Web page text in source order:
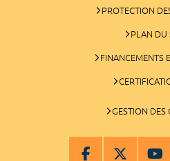
PROTECTION
PLAN DU
FINANCEMENTS
GESTION DES